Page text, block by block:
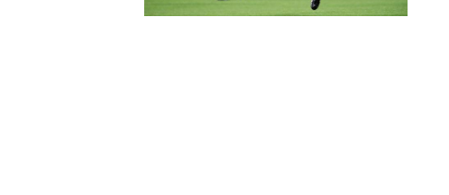
の